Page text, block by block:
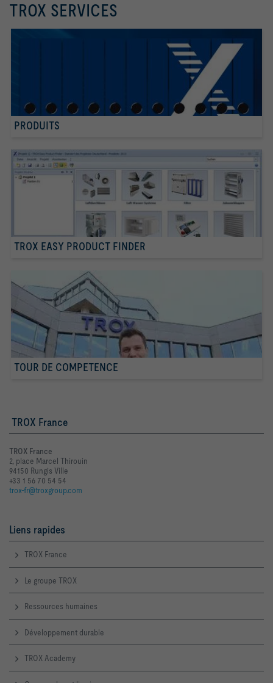
TROX SERVICES
PRODUITS
TROX EASY PRODUCT FINDER
TOUR DE COMPETENCE
TROX France
TROX France
2, place Marcel Thirouin
94150 Rungis Ville
+33 1 56 70 54 54
trox-fr@troxgroup.com
Liens rapides
TROX France
Le groupe TROX
Ressources humaines
Développement durable
TROX Academy